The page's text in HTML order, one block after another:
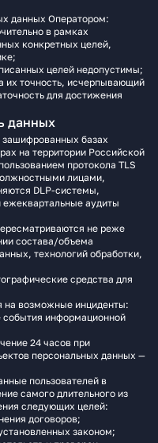
данных Оператором:
в рамках
конкретных целей,
целей недопустимы;
их точность, исчерпывающий
для достижения
данных
базах
на территории Российской
протокола TLS
лицами,
DLP‑системы,
ежеквартальные аудиты
не реже
состава/объема
технологий обработки,
средства для
на возможные инциденты:
события информационной
24 часов при
персональных данных —
пользователей в
самого длительного из
следующих целей:
договоров;
законом;